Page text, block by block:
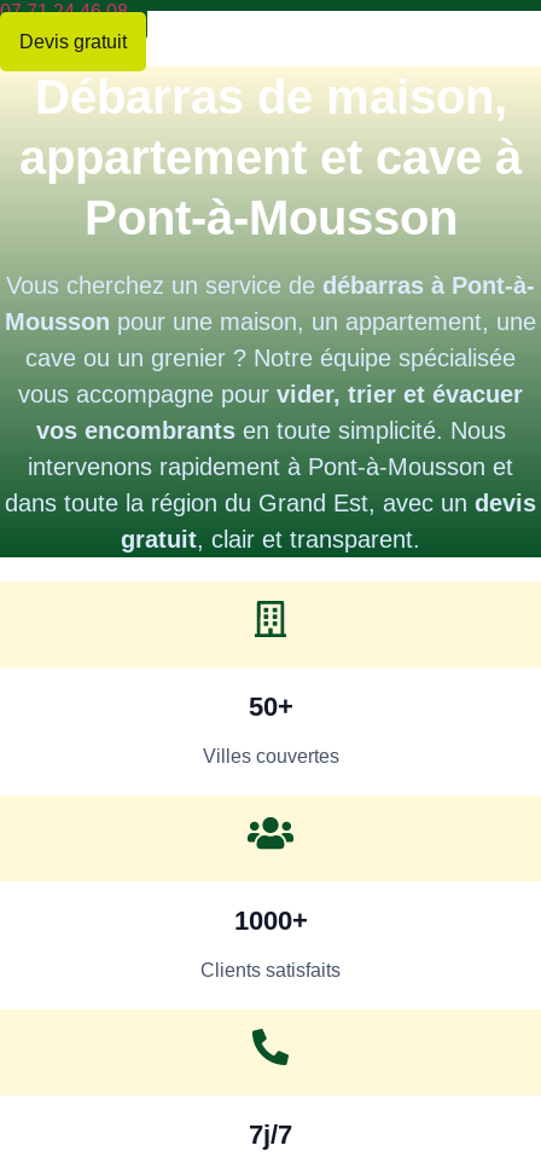
07 71 24 46 08
Devis gratuit
Débarras de maison,
appartement et cave à
Pont-à-Mousson
Vous cherchez un service de débarras à Pont-à-
Mousson pour une maison, un appartement, une
cave ou un grenier ? Notre équipe spécialisée
vous accompagne pour vider, trier et évacuer
vos encombrantsen toute simplicité. Nous
intervenons rapidement à Pont-à-Mousson et
dans toute la région du Grand Est, avec un devis
gratuit, clair et transparent.
50+
Villes couvertes
1000+
Clients satisfaits
7j/7